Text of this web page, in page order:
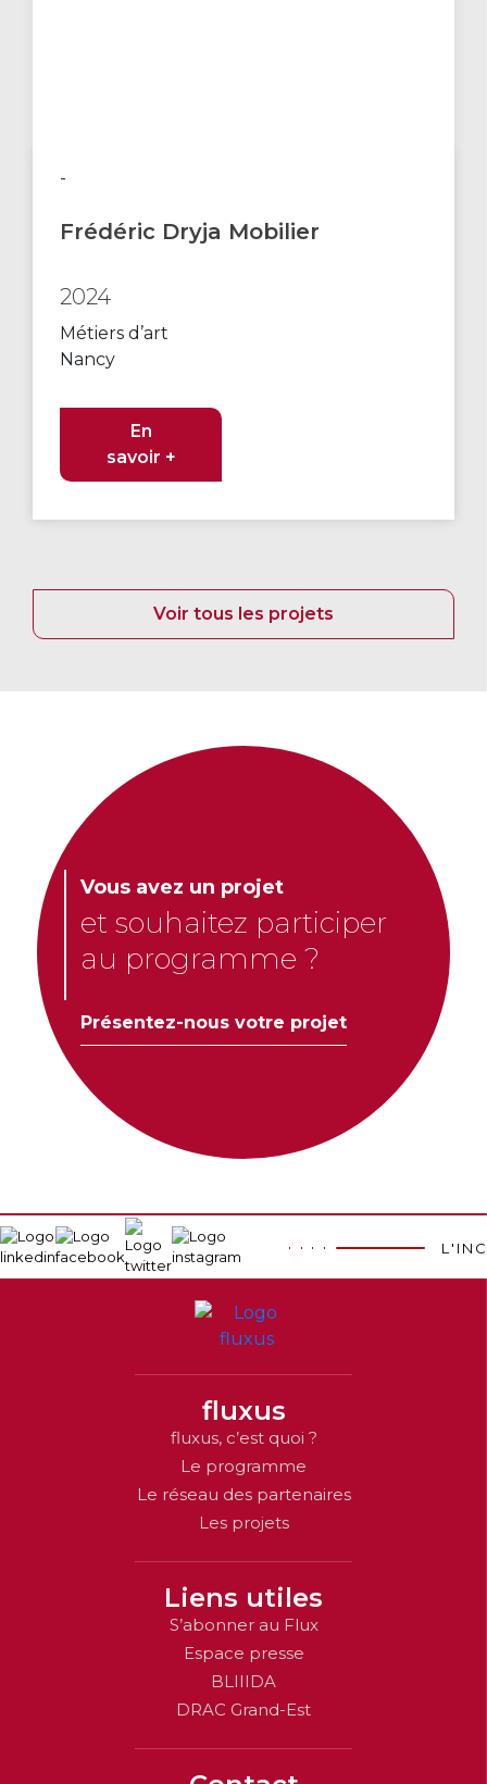
-
Frédéric Dryja Mobilier
2024
Métiers d’art
Nancy
En
savoir +
Voir tous les projets
Vous avez un projet
et souhaitez participer
au programme ?
Présentez-nous votre projet
fluxus
fluxus, c’est quoi ?
Le programme
Le réseau des partenaires
Les projets
Liens utiles
S’abonner au Flux
Espace presse
BLIIIDA
DRAC Grand-Est